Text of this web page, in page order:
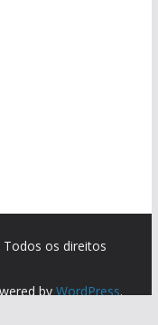
Todos os direitos
byWordPress.